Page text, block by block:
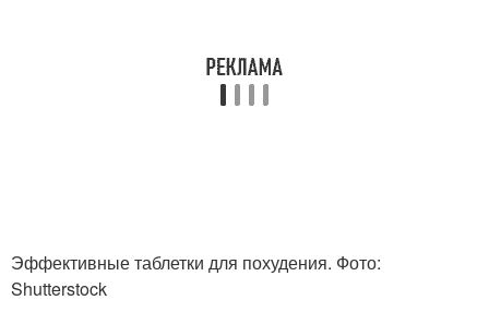
Эффективные таблетки для похудения. Фото:
Shutterstock